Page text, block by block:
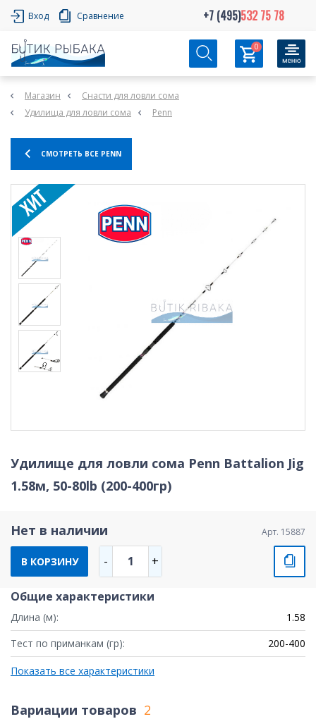
Вход Сравнение +7 (495)532 75 78
0
Магазин
Снасти для ловли сома
Удилища для ловли сома
Penn
СМОТРЕТЬ ВСЕ PENN
Удилище для ловли сома Penn Battalion Jig
1.58м, 50-80lb (200-400гр)
Нет в наличии Арт. 15887
В КОРЗИНУ - 1 +
Общие характеристики
Длина (м):
1.58
Тест по приманкам (гр):
200-400
Показать все характеристики
Вариации товаров 2